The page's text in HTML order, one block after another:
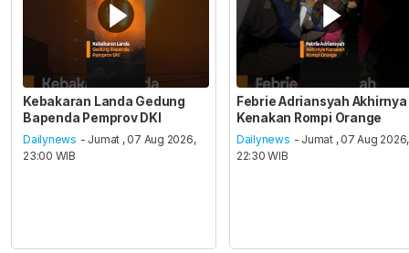
Kebakaran Landa Gedung
Bapenda Pemprov DKI
Dailynews - Jumat , 07 Aug 2026,
23:00 WIB
Febrie Adriansyah Akhirnya
Kenakan Rompi Orange
Dailynews - Jumat , 07 Aug 2026,
22:30 WIB